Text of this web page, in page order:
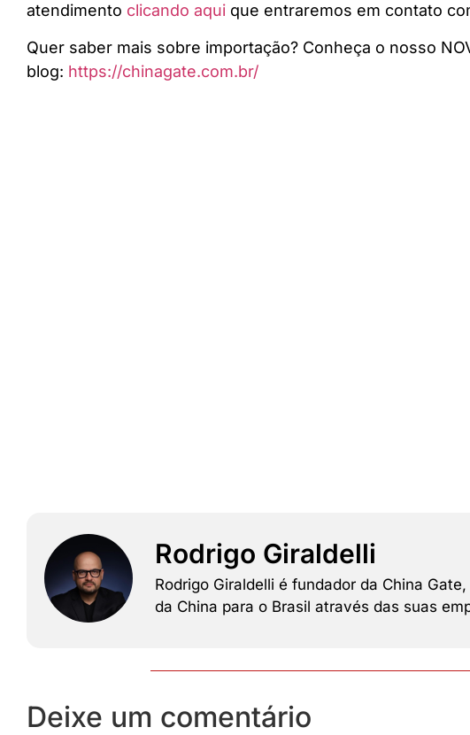
atendimento clicando aqui que entraremos em contato
Quer saber mais sobre importação? Conheça o nosso
blog: https://chinagate.com.br/
Rodrigo Giraldelli
Rodrigo Giraldelli é fundador da China
da China para o Brasil através das suas
Deixe um comentário